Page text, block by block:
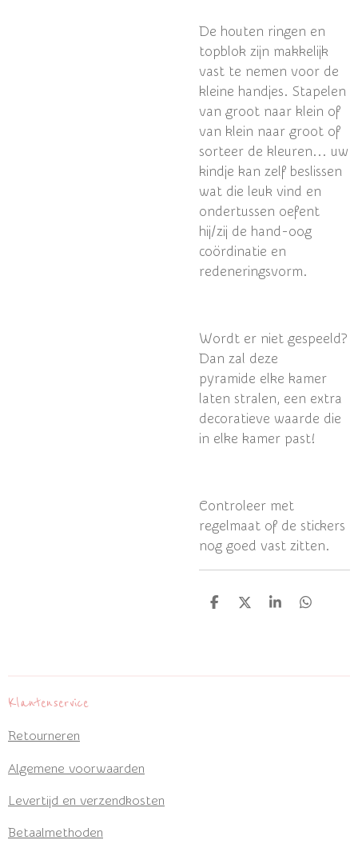
De houten ringen en
topblok zijn makkelijk
vast te nemen voor de
kleine handjes. Stapelen
van groot naar klein of
van klein naar groot of
sorteer de kleuren... uw
kindje kan zelf beslissen
wat die leuk vind en
ondertussen oefent
hij/zij de hand-oog
coördinatie en
redeneringsvorm.
Wordt er niet gespeeld?
Dan zal deze
pyramide elke kamer
laten stralen, een extra
decoratieve waarde die
in elke kamer past!
Controleer met
regelmaat of de stickers
nog goed vast zitten.
D
D
S
D
Klantenservice
Retourneren
Algemene voorwaarden
Levertijd en verzendkosten
Betaalmethoden